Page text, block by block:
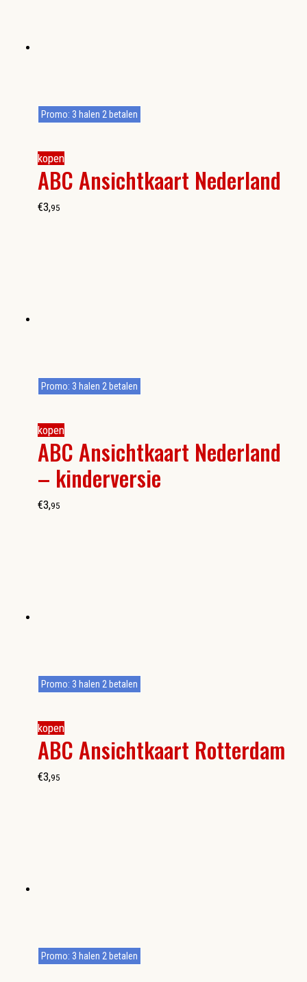
kopen
ABC Ansichtkaart Nederland
Promo: 3 halen 2 betalen
€3,95
kopen
ABC Ansichtkaart Nederland
– kinderversie
Promo: 3 halen 2 betalen
€3,95
kopen
ABC Ansichtkaart Rotterdam
Promo: 3 halen 2 betalen
€3,95
Promo: 3 halen 2 betalen